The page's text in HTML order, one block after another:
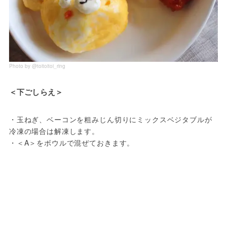
Photo by @toitoitoi_ring
＜下ごしらえ＞
・玉ねぎ、ベーコンを粗みじん切りにミックスベジタブルが
冷凍の場合は解凍します。
・＜A＞をボウルで混ぜておきます。